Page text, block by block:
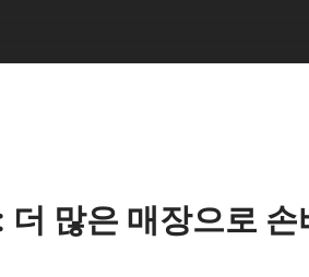
많은 매장으로 손